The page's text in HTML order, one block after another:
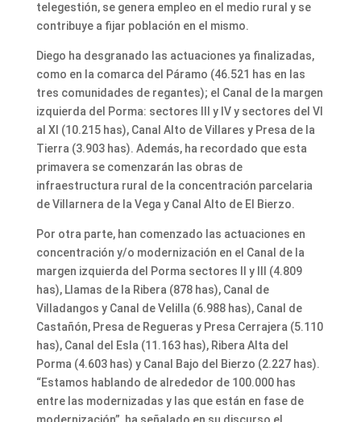
telegestión, se genera empleo en el medio rural y se
contribuye a fijar población en el mismo.
Diego ha desgranado las actuaciones ya finalizadas,
como en la comarca del Páramo (46.521 has en las
tres comunidades de regantes); el Canal de la margen
izquierda del Porma: sectores III y IV y sectores del VI
al XI (10.215 has), Canal Alto de Villares y Presa de la
Tierra (3.903 has). Además, ha recordado que esta
primavera se comenzarán las obras de
infraestructura rural de la concentración parcelaria
de Villarnera de la Vega y Canal Alto de El Bierzo.
Por otra parte, han comenzado las actuaciones en
concentración y/o modernización en el Canal de la
margen izquierda del Porma sectores II y III (4.809
has), Llamas de la Ribera (878 has), Canal de
Villadangos y Canal de Velilla (6.988 has), Canal de
Castañón, Presa de Regueras y Presa Cerrajera (5.110
has), Canal del Esla (11.163 has), Ribera Alta del
Porma (4.603 has) y Canal Bajo del Bierzo (2.227 has).
“Estamos hablando de alrededor de 100.000 has
entre las modernizadas y las que están en fase de